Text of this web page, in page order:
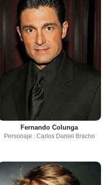
Fernando Colunga
Personaje : Carlos Daniel Bracho